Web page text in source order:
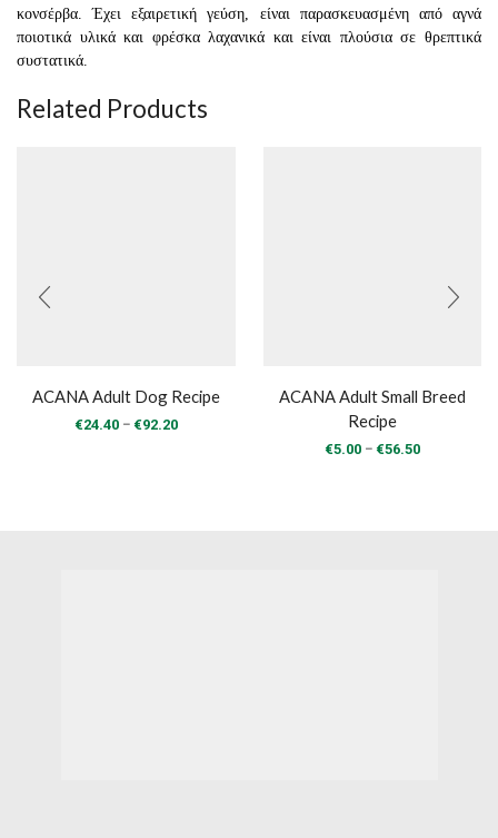
κονσέρβα. Έχει εξαιρετική γεύση, είναι παρασκευασμένη από αγνά
ποιοτικά υλικά και φρέσκα λαχανικά και είναι πλούσια σε θρεπτικά
συστατικά.
Related Products
ACANA Adult Dog Recipe
€24.40 – €92.20Price
ACANA Adult Small Breed
Recipe
€5.00 – €56.50Price